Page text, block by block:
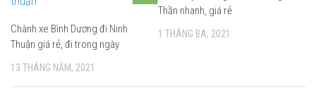
Chành xe Bình Dương đi Ninh
Thuận giá rẻ, đi trong ngày
13 THÁNG NĂM, 2021
Thần nhanh, giá rẻ
1 THÁNG BA, 2021